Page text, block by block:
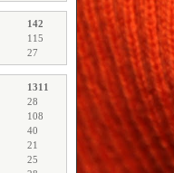
142
115
27
1311
28
108
40
21
25